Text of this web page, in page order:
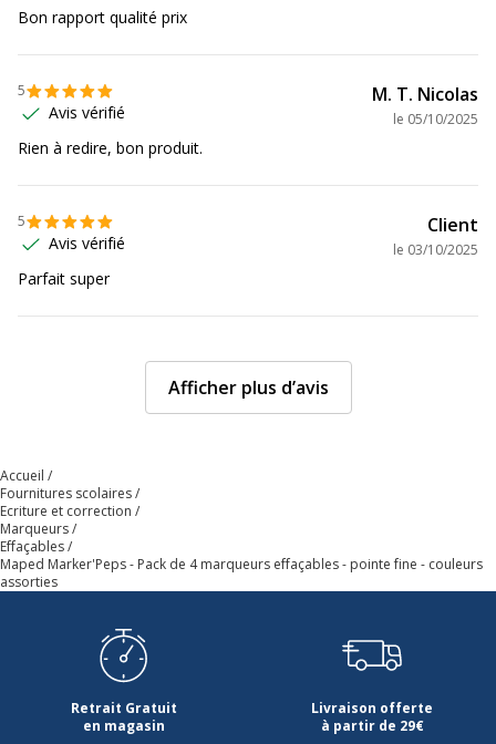
Données d'identification
Code barre maitre 3154147413128
Marque
Caractéristiques environnementales
Caractéristiques environnementales
Données logistiques
Données logistiques
Bon rapport qualité prix
5
Avis vérifié
M. T. Nicolas
le 05/10/2025
Rien à redire, bon produit.
5
Avis vérifié
Client
le 03/10/2025
Parfait super
Afficher plus d’avis
Accueil
Fournitures scolaires
Ecriture et correction
Marqueurs
Effaçables
Maped Marker'Peps - Pack de 4 marqueurs effaçables - pointe fine - couleurs
assorties
Retrait Gratuit
en magasin
Livraison offerte
à partir de 29€